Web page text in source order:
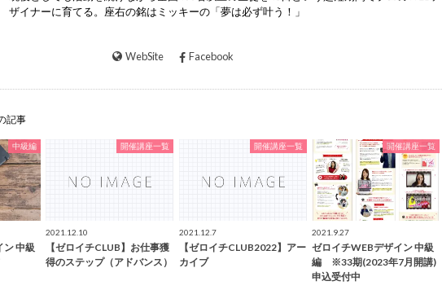
ザイナーに育てる。座右の銘はミッキーの「夢は必ず叶う！」
WebSite Facebook
記事
中級編
ン 中級
開催講座一覧
2021.12.10
【ゼロイチCLUB】お仕事獲
得のステップ（アドバンス）
開催講座一覧
2021.12.7
【ゼロイチCLUB2022】アー
カイブ
開催講座一覧
2021.9.27
ゼロイチWEBデザイン 中級
編 ※33期(2023年7月開講)
申込受付中